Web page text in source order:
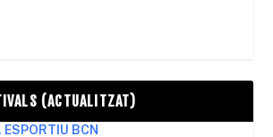
(ACTUALITZAT)
ESPORTIU BCN